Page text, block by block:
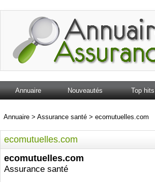
Annuaire Nouveautés Top hits
Annuaire > Assurance santé > ecomutuelles.com
ecomutuelles.com
ecomutuelles.com
Assurance santé